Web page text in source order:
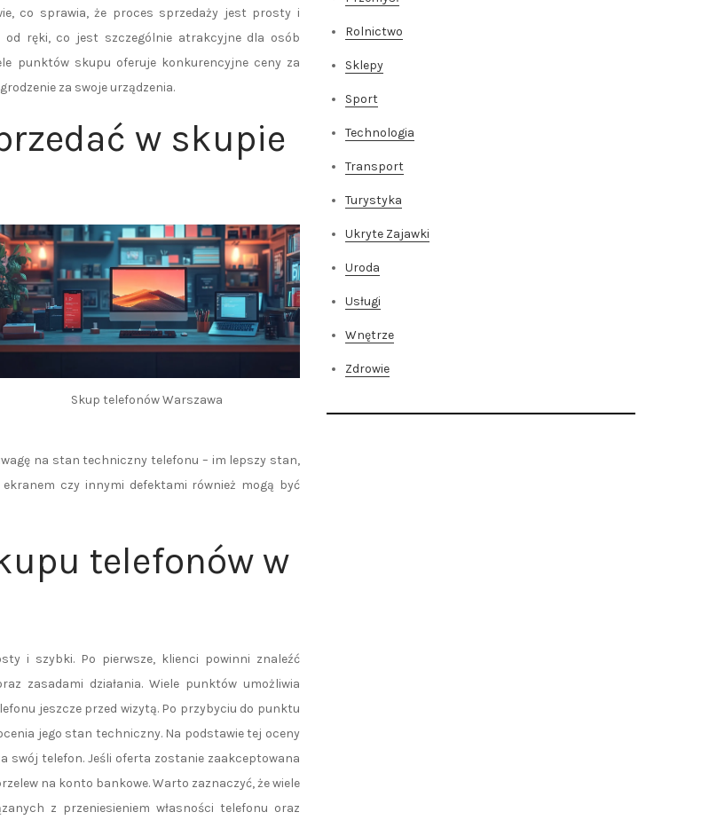
co sprawia, że proces sprzedaży jest prosty i
od ręki, co jest szczególnie atrakcyjne dla osób
punktów skupu oferuje konkurencyjne ceny za
za swoje urządzenia.
w skupie
Skup telefonów Warszawa
na stan techniczny telefonu – im lepszy stan,
czy innymi defektami również mogą być
telefonów w
i szybki. Po pierwsze, klienci powinni znaleźć
zasadami działania. Wiele punktów umożliwia
jeszcze przed wizytą. Po przybyciu do punktu
jego stan techniczny. Na podstawie tej oceny
telefon. Jeśli oferta zostanie zaakceptowana
na konto bankowe. Warto zaznaczyć, że wiele
z przeniesieniem własności telefonu oraz
Rolnictwo
Sklepy
Sport
Technologia
Transport
Turystyka
Ukryte Zajawki
Uroda
Usługi
Wnętrze
Zdrowie